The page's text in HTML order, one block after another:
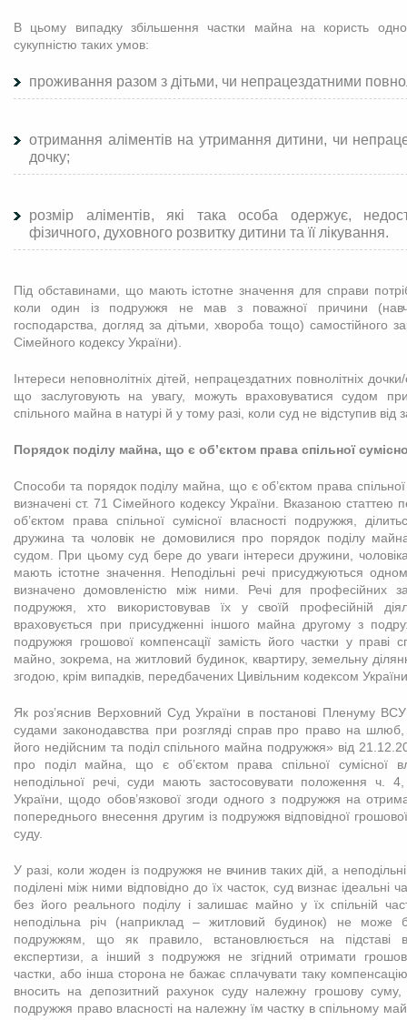
В цьому випадку збільшення частки майна на користь
сукупністю таких умов:
проживання разом з дітьми, чи непрацездатними
отримання аліментів на утримання дитини, чи
дочку;
розмір аліментів, які така особа одержує,
фізичного, духовного розвитку дитини та її лікування.
Під обставинами, що мають істотне значення для справи
коли один із подружжя не мав з поважної причини
господарства, догляд за дітьми, хвороба тощо) самостійного
Сімейного кодексу України).
Інтереси неповнолітніх дітей, непрацездатних повнолітніх
що заслуговують на увагу, можуть враховуватися судом
спільного майна в натурі й у тому разі, коли суд не відступив від
Порядок поділу майна, що є об’єктом права спільної
Способи та порядок поділу майна, що є об’єктом права спільної
визначені ст. 71 Сімейного кодексу України. Вказаною
об’єктом права спільної сумісної власності подружжя,
дружина та чоловік не домовилися про порядок поділу
судом. При цьому суд бере до уваги інтереси дружини,
мають істотне значення. Неподільні речі присуджуються
визначено домовленістю між ними. Речі для професійних
подружжя, хто використовував їх у своїй професійній
враховується при присудженні іншого майна другому з
подружжя грошової компенсації замість його частки у праві
майно, зокрема, на житловий будинок, квартиру, земельну
згодою, крім випадків, передбачених Цивільним кодексом
Як роз’яснив Верховний Суд України в постанові Пленуму
судами законодавства при розгляді справ про право на
його недійсним та поділ спільного майна подружжя» від
про поділ майна, що є об’єктом права спільної сумісної
неподільної речі, суди мають застосовувати положення ч.
України, щодо обов’язкової згоди одного з подружжя на
попереднього внесення другим із подружжя відповідної
суду.
У разі, коли жоден із подружжя не вчинив таких дій, а
поділені між ними відповідно до їх часток, суд визнає ідеальні
без його реального поділу і залишає майно у їх спільній
неподільна річ (наприклад – житловий будинок) не може
подружжям, що як правило, встановлюється на підставі
експертизи, а інший з подружжя не згідний отримати
частки, або інша сторона не бажає сплачувати таку
вносить на депозитний рахунок суду належну грошову
подружжя право власності на належну їм частку в спільному